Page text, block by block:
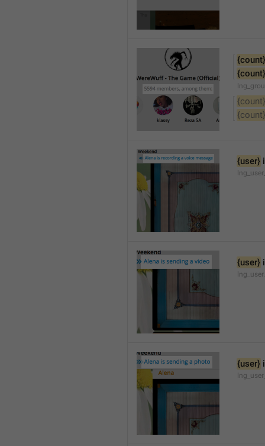
{count}
{count}
{count}
{count}
{user}
{user}
{user}